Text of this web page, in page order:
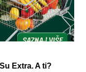
Extra. A ti?